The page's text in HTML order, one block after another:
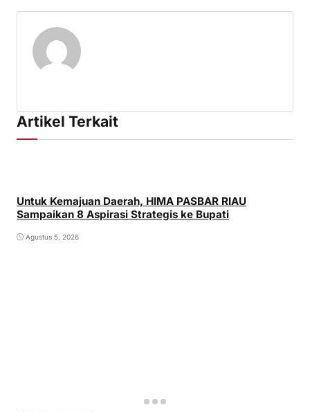
Artikel Terkait
Untuk Kemajuan Daerah, HIMA PASBAR RIAU
Sampaikan 8 Aspirasi Strategis ke Bupati
Agustus 5, 2026